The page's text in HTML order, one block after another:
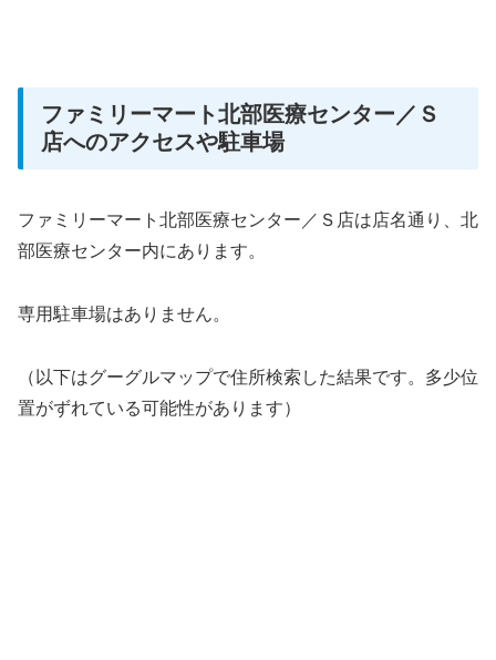
ファミリーマート北部医療センター／Ｓ
店へのアクセスや駐車場
ファミリーマート北部医療センター／Ｓ店は店名通り、北
部医療センター内にあります。
専用駐車場はありません。
（以下はグーグルマップで住所検索した結果です。多少位
置がずれている可能性があります）